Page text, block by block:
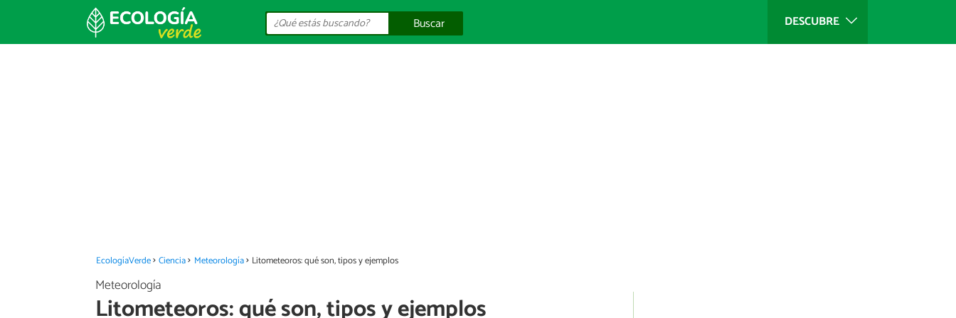
DESCUBRE
Buscar
EcologíaVerde Ciencia Meteorología Litometeoros: qué son, tipos y ejemplos
Meteorología
Litometeoros: qué son, tipos y ejemplos